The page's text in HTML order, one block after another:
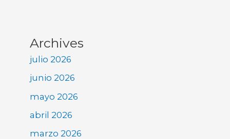
Archives
julio 2026
junio 2026
mayo 2026
abril 2026
marzo 2026